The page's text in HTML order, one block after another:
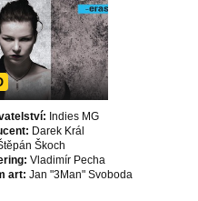
Indies MG
Darek Král
Škoch
Vladimír Pecha
art: Jan "3Man" Svoboda